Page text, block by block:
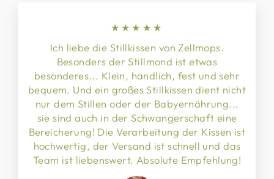
★★★★★
Ich liebe die Stillkissen von Zellmops.
Besonders der Stillmond ist etwas
besonderes... Klein, handlich, fest und sehr
bequem. Und ein großes Stillkissen dient nicht
nur dem Stillen oder der Babyernährung...
sie sind auch in der Schwangerschaft eine
Bereicherung! Die Verarbeitung der Kissen ist
hochwertig, der Versand ist schnell und das
Team ist liebenswert. Absolute Empfehlung!